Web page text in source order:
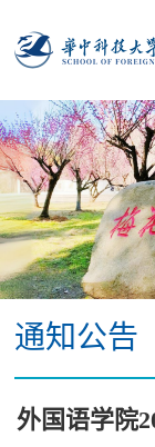
通知公告
外国语学院